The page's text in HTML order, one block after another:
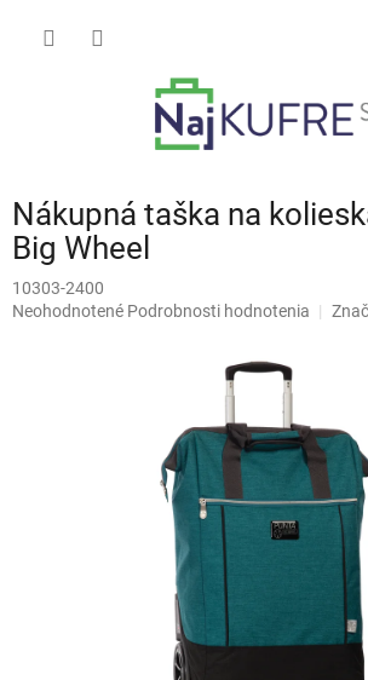
Nákupná taška na
Big Wheel
10303-2400
Priemerné
Neohodnotené Podrobnosti hodnotenia